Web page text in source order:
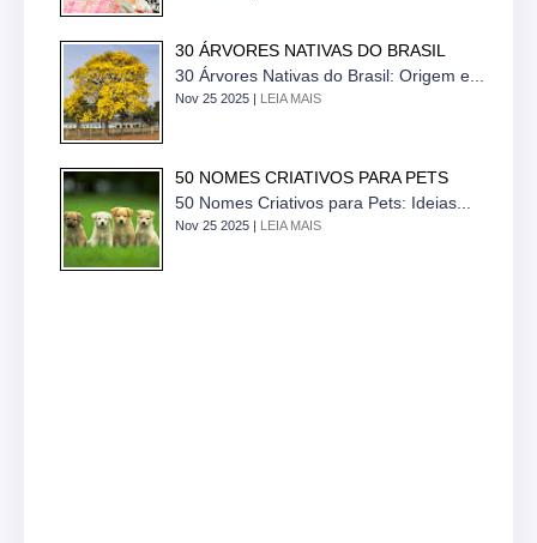
30 ÁRVORES NATIVAS DO BRASIL
30 Árvores Nativas do Brasil: Origem e...
Nov 25 2025 | LEIA MAIS
50 NOMES CRIATIVOS PARA PETS
50 Nomes Criativos para Pets: Ideias...
Nov 25 2025 | LEIA MAIS